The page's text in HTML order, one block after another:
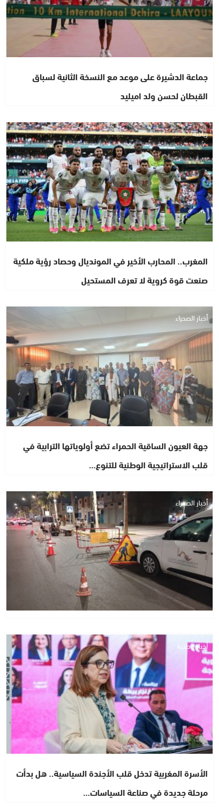
جماعة الدشيرة على موعد مع النسخة الثانية لسباق
القبطان لحسن ولد اميليد
رياضة
المغرب.. المحارب الأخير في المونديال وحصاد رؤية ملكية
صنعت قوة كروية لا تعرف المستحيل
أخبار الصحراء
جهة العيون الساقية الحمراء تضع أولوياتها الترابية في
قلب الاستراتيجية الوطنية للتنوع…
أخبار الصحراء
أخبار وطنية
الأسرة المغربية تدخل قلب الأجندة السياسية.. هل بدأت
مرحلة جديدة في صناعة السياسات…